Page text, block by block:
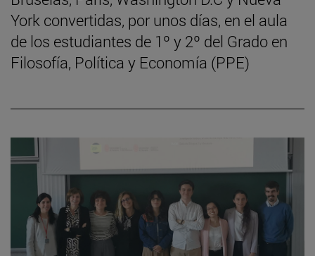
York convertidas, por unos días, en el aula
de los estudiantes de 1º y 2º del Grado en
Filosofía, Política y Economía (PPE)